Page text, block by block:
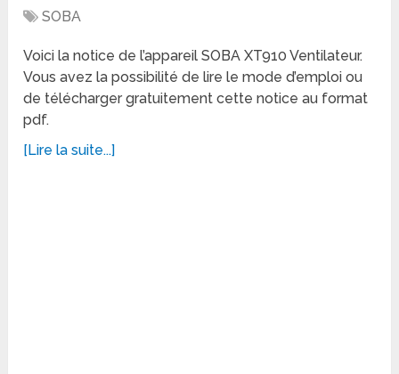
SOBA
Voici la notice de l’appareil SOBA XT910 Ventilateur.
Vous avez la possibilité de lire le mode d’emploi ou
de télécharger gratuitement cette notice au format
pdf.
[Lire la suite...]